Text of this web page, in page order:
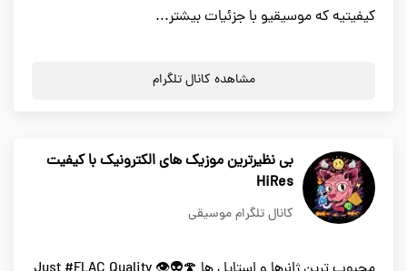
کیفیتیه که موسیقیو با جزئیات بیشتر...
مشاهده کانال تلگرام
بی نظیرترین موزیک های الکترونیک با کیفیت
HiRes
کانال تلگرام موسیقی